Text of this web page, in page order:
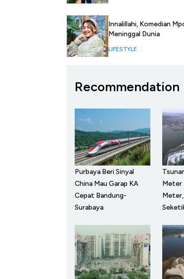
Innalillahi, Komedian
Meninggal Dunia
LIFESTYLE
Recommendation
Purbaya Beri Sinyal
China Mau Garap KA
Cepat Bandung-
Surabaya
Meter